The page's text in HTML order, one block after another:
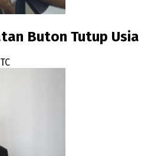
Buton Tutup Usia